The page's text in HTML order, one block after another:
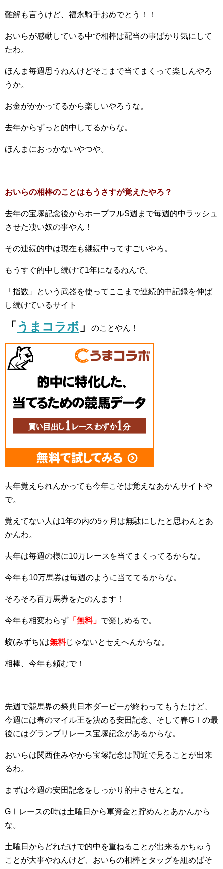
難解も言うけど、福永騎手おめでとう！！
おいらが感動している中で相棒は配当の事ばかり気にして
たわ。
ほんま毎週思うねんけどそこまで当てまくって楽しんやろ
うか。
お金がかかってるから楽しいやろうな。
去年からずっと的中してるからな。
ほんまにおっかないやつや。
おいらの相棒のことはもうさすが覚えたやろ？
去年の宝塚記念後からホープフルS週まで毎週的中ラッシュ
させた凄い奴の事やん！
その連続的中は現在も継続中ってすごいやろ。
もうすぐ的中し続けて1年になるねんで。
「指数」という武器を使ってここまで連続的中記録を伸ば
し続けているサイト
「うまコラボ 」 のことやん！
去年覚えられんかっても今年こそは覚えなあかんサイトや
で。
覚えてない人は1年の内の5ヶ月は無駄にしたと思わんとあ
かんわ。
去年は毎週の様に10万レースを当てまくってるからな。
今年も10万馬券は毎週のように当ててるからな。
そろそろ百万馬券をたのんます！
今年も相変わらず 「無料」 で楽しめるで。
蛟(みずち)は無料じゃないとせえへんからな。
相棒、今年も頼むで！
先週で競馬界の祭典日本ダービーが終わってもうたけど、
今週には春のマイル王を決める安田記念、そして春GⅠの最
後にはグランプリレース宝塚記念があるからな。
おいらは関西住みやから宝塚記念は間近で見ることが出来
るわ。
まずは今週の安田記念をしっかり的中させんとな。
GⅠレースの時は土曜日から軍資金と貯めんとあかんから
な。
土曜日からどれだけで的中を重ねることが出来るかちゅう
ことが大事やねんけど、おいらの相棒とタッグを組めばそ